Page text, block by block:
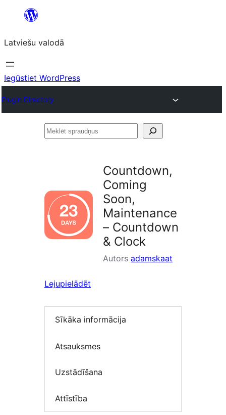
Pāriet
saturu
Latviešu valodā
Iegūstiet WordPress
Plugin Directory
Meklēt
Countdown,
Coming
Soon,
Maintenance
– Countdown
& Clock
Autors adamskaat
Lejupielādēt
Sīkāka informācija
Atsauksmes
Uzstādīšana
Attīstība